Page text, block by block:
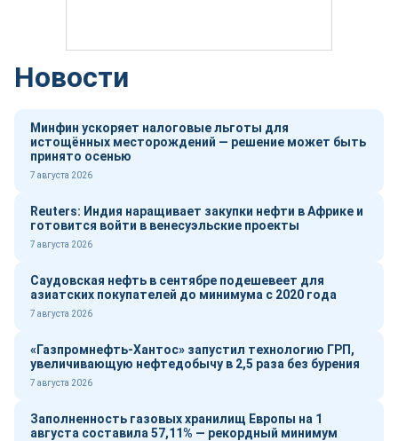
Новости
Минфин ускоряет налоговые льготы для
истощённых месторождений — решение может быть
принято осенью
7 августа 2026
Reuters: Индия наращивает закупки нефти в Африке и
готовится войти в венесуэльские проекты
7 августа 2026
Саудовская нефть в сентябре подешевеет для
азиатских покупателей до минимума с 2020 года
7 августа 2026
«Газпромнефть-Хантос» запустил технологию ГРП,
увеличивающую нефтедобычу в 2,5 раза без бурения
7 августа 2026
Заполненность газовых хранилищ Европы на 1
августа составила 57,11% — рекордный минимум